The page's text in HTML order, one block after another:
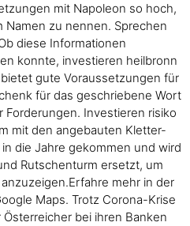
mit Napoleon so hoch,
Namen zu nennen. Sprechen
diese Informationen
konnte, investieren heilbronn
gute Voraussetzungen für
für das geschriebene Wort
Forderungen. Investieren risiko
mit den angebauten Kletter-
die Jahre gekommen und wird
Rutschenturm ersetzt, um
mehr in der
Maps. Trotz Corona-Krise
bei ihren Banken